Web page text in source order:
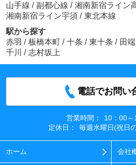
山手線 / 副都心線 / 湘南新宿ライン
湘南新宿ライン宇須 / 東北本線
駅から探す
赤羽 / 板橋本町 / 十条 / 東十条 / 田端
千川
/ 志村坂上
電話でお問い
営業時間：
10：00～
定休日：
毎週水曜日(祝日
ホーム 会社